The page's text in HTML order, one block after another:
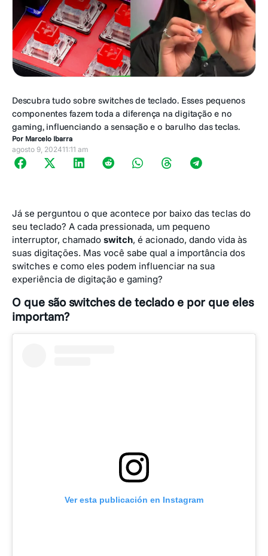
Descubra tudo sobre switches de teclado. Esses pequenos
componentes fazem toda a diferença na digitação e no
gaming, influenciando a sensação e o barulho das teclas.
Por Marcelo Ibarra
agosto 9, 202411:11 am
Já se perguntou o que acontece por baixo das teclas do
seu teclado? A cada pressionada, um pequeno
interruptor, chamado switch, é acionado, dando vida às
suas digitações. Mas você sabe qual a importância dos
switches e como eles podem influenciar na sua
experiência de digitação e gaming?
O que são switches de teclado e por que eles
importam?
Ver esta publicación en Instagram